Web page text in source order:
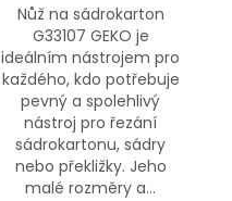
Nůž na sádrokarton
G33107 GEKO je
ideálním nástrojem pro
každého, kdo potřebuje
pevný a spolehlivý
nástroj pro řezání
sádrokartonu, sádry
nebo překližky. Jeho
malé rozměry a...